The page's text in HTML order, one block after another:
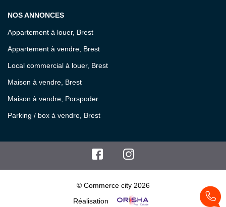
NOS ANNONCES
Appartement à louer, Brest
Appartement à vendre, Brest
Local commercial à louer, Brest
Maison à vendre, Brest
Maison à vendre, Porspoder
Parking / box à vendre, Brest
© Commerce city 2026
Réalisation